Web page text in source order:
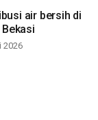
air bersih di
2026